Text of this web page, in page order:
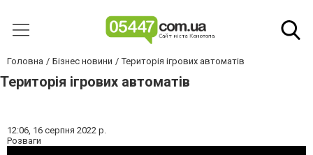
Головна Бізнес новини Територія ігрових автоматів
Територія ігрових автоматів
12:06, 16 серпня 2022 р.
Розваги